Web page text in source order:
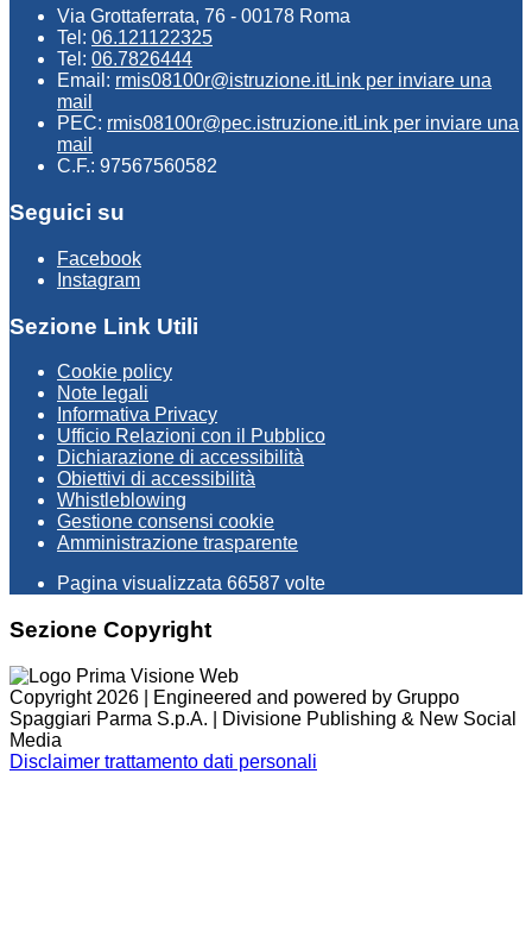
Via Grottaferrata, 76 - 00178 Roma
Tel: 06.121122325
Tel: 06.7826444
Email: rmis08100r@istruzione.itLink per inviare una
mail
PEC: rmis08100r@pec.istruzione.itLink per inviare una
mail
C.F.: 97567560582
Seguici su
Facebook
Instagram
Sezione Link Utili
Cookie policy
Note legali
Informativa Privacy
Ufficio Relazioni con il Pubblico
Dichiarazione di accessibilità
Obiettivi di accessibilità
Whistleblowing
Gestione consensi cookie
Amministrazione trasparente
Pagina visualizzata 66587 volte
Sezione Copyright
Copyright 2026 | Engineered and powered by Gruppo
Spaggiari Parma S.p.A. | Divisione Publishing & New Social
Media
Disclaimer trattamento dati personali